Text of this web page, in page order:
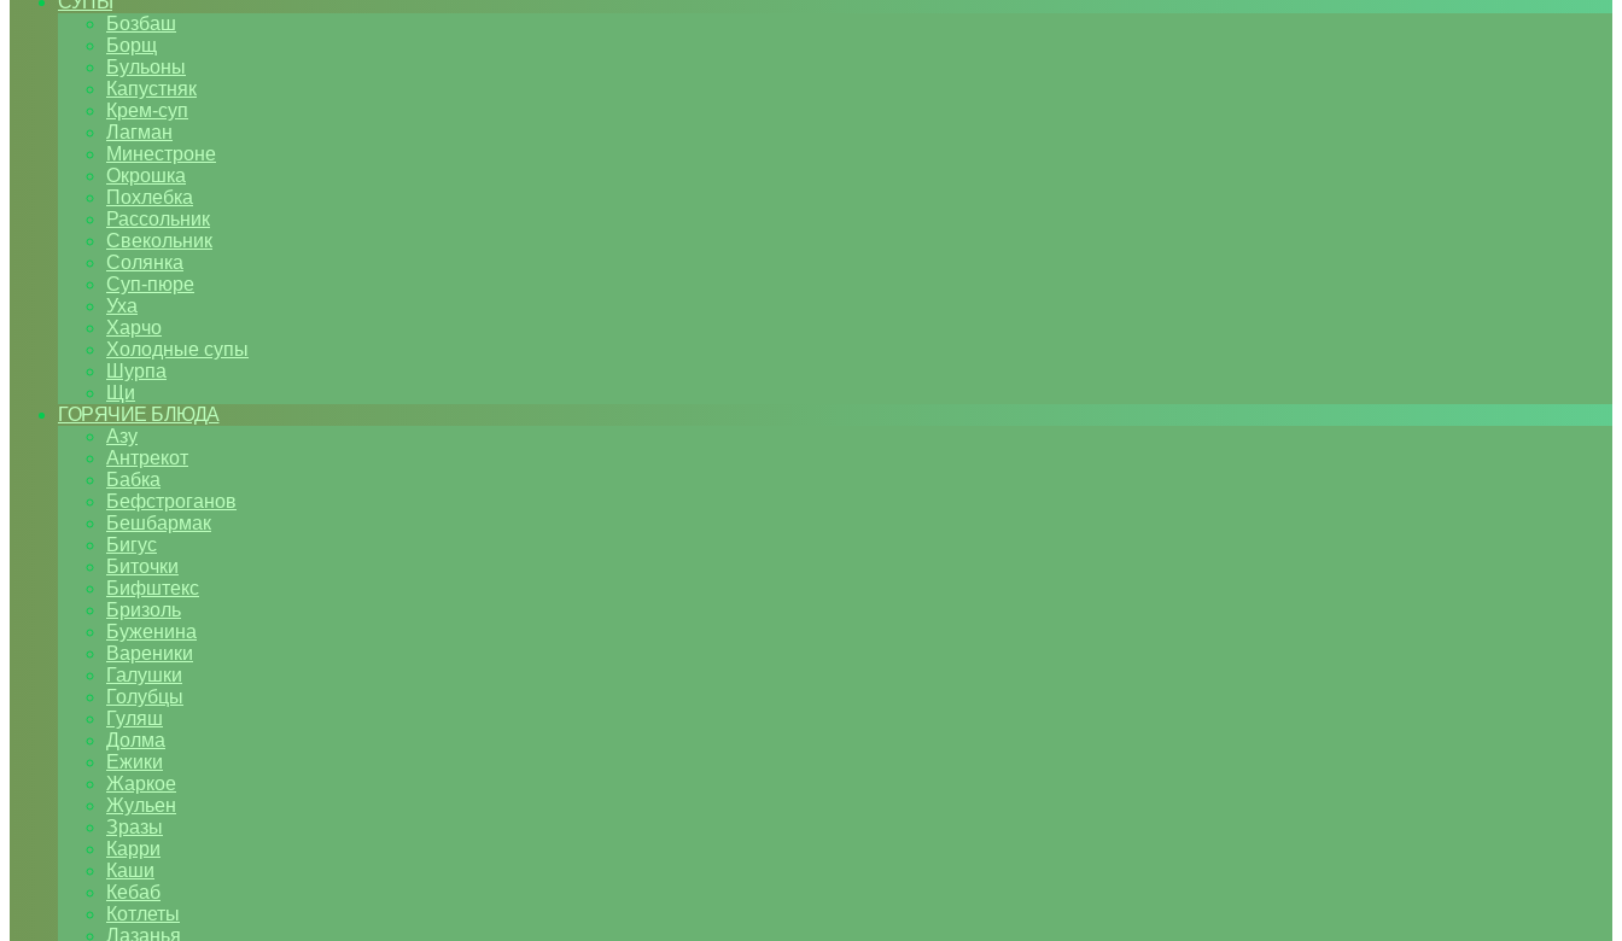
Бозбаш
Борщ
Бульоны
Капустняк
Крем-суп
Лагман
Минестроне
Окрошка
Похлебка
Рассольник
Свекольник
Солянка
Суп-пюре
Уха
Харчо
Холодные супы
Шурпа
Щи
ГОРЯЧИЕ БЛЮДА
Азу
Антрекот
Бабка
Бефстроганов
Бешбармак
Бигус
Биточки
Бифштекс
Бризоль
Буженина
Вареники
Галушки
Голубцы
Гуляш
Долма
Ежики
Жаркое
Жульен
Зразы
Карри
Каши
Кебаб
Котлеты
Лазанья